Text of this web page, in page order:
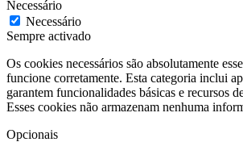
Necessário
Necessário
Sempre activado
Os cookies necessários são absolutamente
funcione corretamente. Esta categoria inclui
garantem funcionalidades básicas e recursos
Esses cookies não armazenam nenhuma
Opcionais